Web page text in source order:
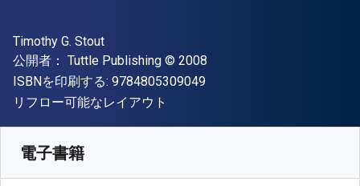
著者
Timothy G. Stout
出版社
公開者： Tuttle Publishing 著作権
© 2008
ISBNを印刷する: 9784805309049"ISBN-13 9784805309049"
形式
リフロー可能なレイアウト
電子書籍